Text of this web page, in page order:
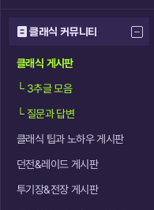
클래식 커뮤니티
클래식 게시판
└3추글 모음
└질문과 답변
클래식 팁과 노하우 게시판
던전&레이드 게시판
투기장&전장 게시판